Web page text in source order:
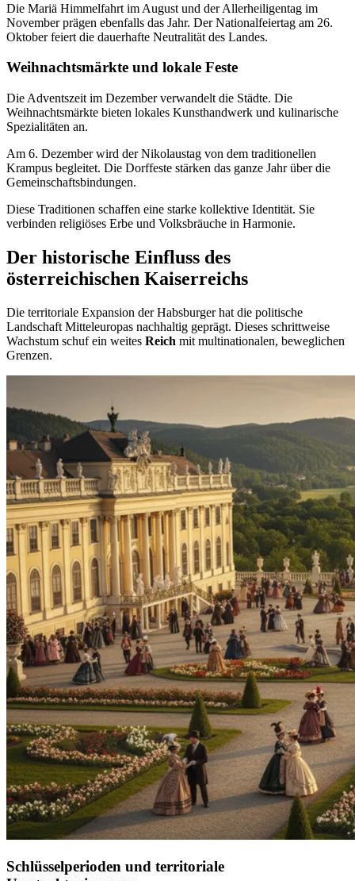
Die Mariä Himmelfahrt im August und der Allerheiligentag im
November prägen ebenfalls das Jahr. Der Nationalfeiertag am 26.
Oktober feiert die dauerhafte Neutralität des Landes.
Weihnachtsmärkte und lokale Feste
Die Adventszeit im Dezember verwandelt die Städte. Die
Weihnachtsmärkte bieten lokales Kunsthandwerk und kulinarische
Spezialitäten an.
Am 6. Dezember wird der Nikolaustag von dem traditionellen
Krampus begleitet. Die Dorffeste stärken das ganze Jahr über die
Gemeinschaftsbindungen.
Diese Traditionen schaffen eine starke kollektive Identität. Sie
verbinden religiöses Erbe und Volksbräuche in Harmonie.
Der historische Einfluss des
österreichischen Kaiserreichs
Die territoriale Expansion der Habsburger hat die politische
Landschaft Mitteleuropas nachhaltig geprägt. Dieses schrittweise
Wachstum schuf ein weites Reich mit multinationalen, beweglichen
Grenzen.
Schlüsselperioden und territoriale